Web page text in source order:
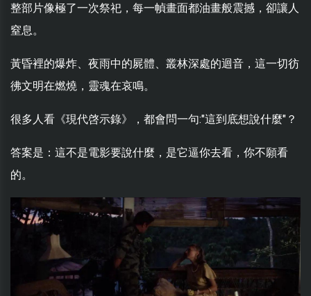
整部片像極了一次祭祀，每一幀畫面都油畫般震撼，卻讓人
窒息。
黃昏裡的爆炸、夜雨中的屍體、叢林深處的迴音，這一切彷
彿文明在燃燒，靈魂在哀鳴。
很多人看《現代啓示錄》，都會問一句:"這到底想說什麼"？
答案是：這不是電影要說什麼，是它逼你去看，你不願看
的。